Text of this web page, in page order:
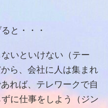
と・・・
いといけない（テー
ら、会社に人は集まれ
れば、テレワークで自
に仕事をしよう（ジン